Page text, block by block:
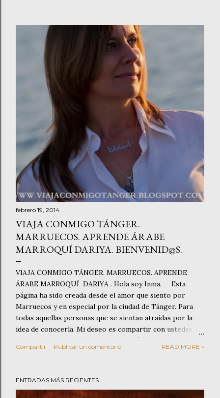
febrero 19, 2014
VIAJA CONMIGO TÁNGER.
MARRUECOS. APRENDE ÁRABE
MARROQUÍ DARIYA. BIENVENID@S.
VIAJA CONMIGO TÁNGER. MARRUECOS. APRENDE
ÁRABE MARROQUÍ DARIYA . Hola soy Inma. Esta
página ha sido creada desde el amor que siento por
Marruecos y en especial por la ciudad de Tánger. Para
todas aquellas personas que se sientan atraídas por la
idea de conocerla. Mi deseo es compartir con ustedes
mis conocimientos y experiencias. Tánger es una ciudad
fascinante que os sorprenderá por su hospitalidad y por
Compartir Publicar un comentario READ MORE »
ENTRADAS MÁS RECIENTES